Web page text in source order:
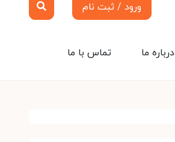
ورود / ثبت نام
تماس با ما درباره ما